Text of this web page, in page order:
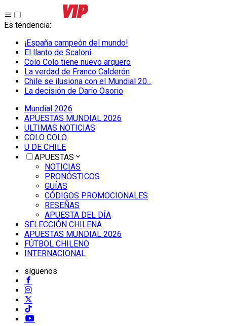
Es tendencia:
¡España campeón del mundo!
El llanto de Scaloni
Colo Colo tiene nuevo arquero
La verdad de Franco Calderón
Chile se ilusiona con el Mundial 20...
La decisión de Darío Osorio
Mundial 2026
APUESTAS MUNDIAL 2026
ULTIMAS NOTICIAS
COLO COLO
U DE CHILE
APUESTAS
NOTICIAS
PRONÓSTICOS
GUÍAS
CÓDIGOS PROMOCIONALES
RESEÑAS
APUESTA DEL DÍA
SELECCIÓN CHILENA
APUESTAS MUNDIAL 2026
FÚTBOL CHILENO
INTERNACIONAL
síguenos